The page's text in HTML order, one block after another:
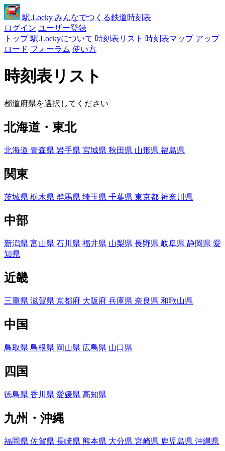
駅.Locky みんなでつくる鉄道時刻表
ログイン ユーザー登録
トップ 駅.Lockyについて 時刻表リスト 時刻表マップ アップ
ロード フォーラム 使い方
時刻表リスト
都道府県を選択してください
北海道・東北
北海道 青森県 岩手県 宮城県 秋田県 山形県 福島県
関東
茨城県 栃木県 群馬県 埼玉県 千葉県 東京都 神奈川県
中部
新潟県 富山県 石川県 福井県 山梨県 長野県 岐阜県 静岡県 愛
知県
近畿
三重県 滋賀県 京都府 大阪府 兵庫県 奈良県 和歌山県
中国
鳥取県 島根県 岡山県 広島県 山口県
四国
徳島県 香川県 愛媛県 高知県
九州・沖縄
福岡県 佐賀県 長崎県 熊本県 大分県 宮崎県 鹿児島県 沖縄県